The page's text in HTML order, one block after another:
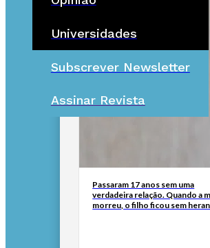
Universidades
Subscrever Newsletter
Assinar Revista
Passaram 17 anos sem uma
verdadeira relação. Quando a
morreu, o filho ficou sem